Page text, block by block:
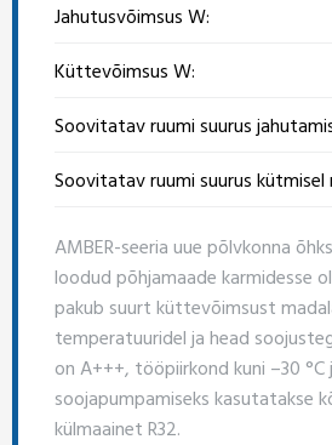
Jahutusvõimsus W:
Küttevõimsus W:
Soovitatav ruumi suurus
Soovitatav ruumi suurus kütmisel
AMBER-seeria uue põlvkonna
loodud põhjamaade karmidesse
pakub suurt küttevõimsust
temperatuuridel ja head
on A+++, tööpiirkond kuni –30 °C
soojapumpamiseks kasutatakse
külmaainet R32.